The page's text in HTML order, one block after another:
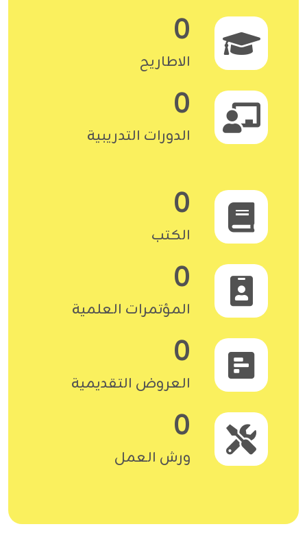
0
الاطاريح
0
الدورات التدريبية
0
الكتب
0
المؤتمرات العلمية
0
العروض التقديمية
0
ورش العمل